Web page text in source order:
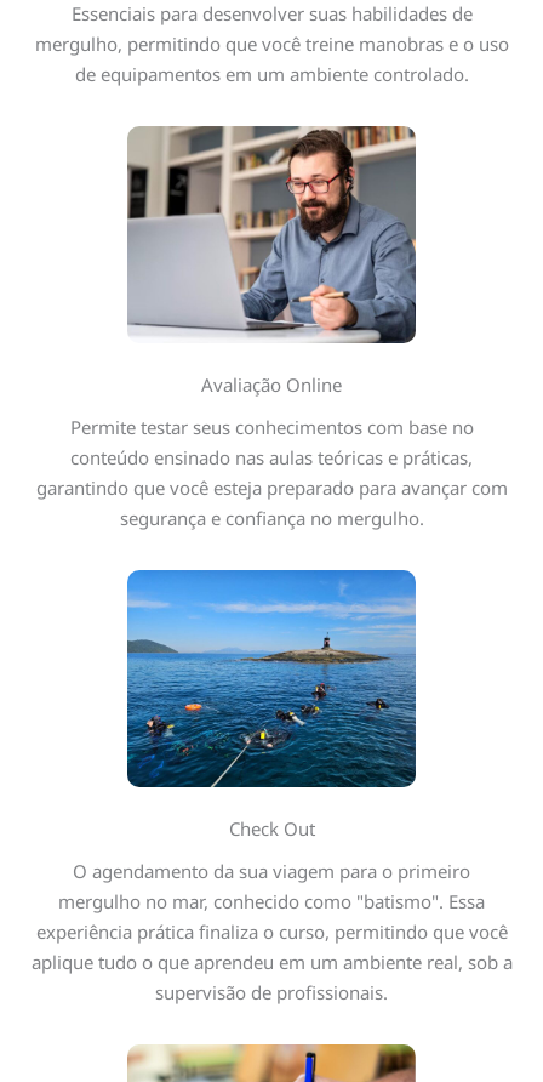
Essenciais para desenvolver suas habilidades de
mergulho, permitindo que você treine manobras e o uso
de equipamentos em um ambiente controlado.
Avaliação Online
Permite testar seus conhecimentos com base no
conteúdo ensinado nas aulas teóricas e práticas,
garantindo que você esteja preparado para avançar com
segurança e confiança no mergulho.
Check Out
O agendamento da sua viagem para o primeiro
mergulho no mar, conhecido como "batismo". Essa
experiência prática finaliza o curso, permitindo que você
aplique tudo o que aprendeu em um ambiente real, sob a
supervisão de profissionais.